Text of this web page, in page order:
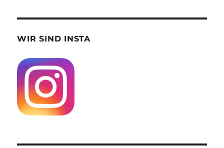
WIR SIND INSTA